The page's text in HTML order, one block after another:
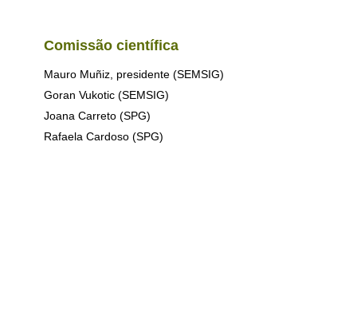
Comissão científica
Mauro Muñiz, presidente (SEMSIG)
Goran Vukotic (SEMSIG)
Joana Carreto (SPG)
Rafaela Cardoso (SPG)